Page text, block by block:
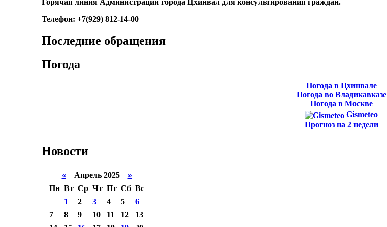
Телефон: +7(929) 812-14-00
Последние обращения
Погода
Погода в Цхинвале
Погода во Владикавказе
Погода в Москве
Gismeteo
Прогноз на 2 недели
Новости
«Апрель 2025 »
Пн Вт Ср Чт Пт Сб Вс
1
2 3 4 5
6
7
8 9 10 11 12
13